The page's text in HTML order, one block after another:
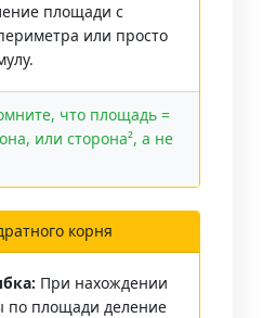
площади с
или просто
что площадь =
или сторона², а не
корня
При нахождении
по площади деление